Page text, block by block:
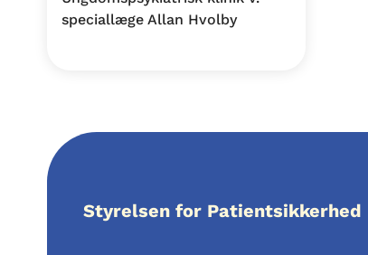
speciallæge Allan Hvolby
Styrelsen for Patientsikkerhed